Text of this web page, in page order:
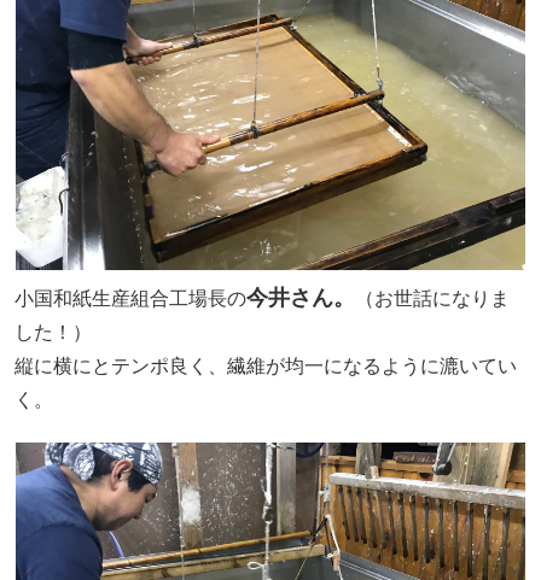
小国和紙生産組合工場長の今井さん。
（お世話になりま
した！）
縦に横にとテンポ良く、繊維が均一になるように漉いてい
く。